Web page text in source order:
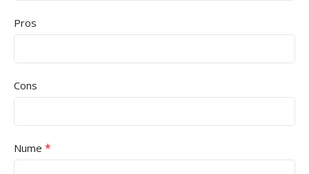
Pros
Cons
Nume *